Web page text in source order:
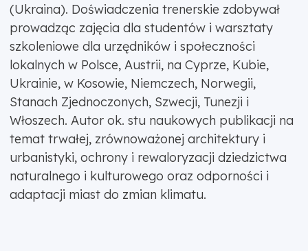
(Ukraina). Doświadczenia trenerskie zdobywał
prowadząc zajęcia dla studentów i warsztaty
szkoleniowe dla urzędników i społeczności
lokalnych w Polsce, Austrii, na Cyprze, Kubie,
Ukrainie, w Kosowie, Niemczech, Norwegii,
Stanach Zjednoczonych, Szwecji, Tunezji i
Włoszech. Autor ok. stu naukowych publikacji na
temat trwałej, zrównoważonej architektury i
urbanistyki, ochrony i rewaloryzacji dziedzictwa
naturalnego i kulturowego oraz odporności i
adaptacji miast do zmian klimatu.